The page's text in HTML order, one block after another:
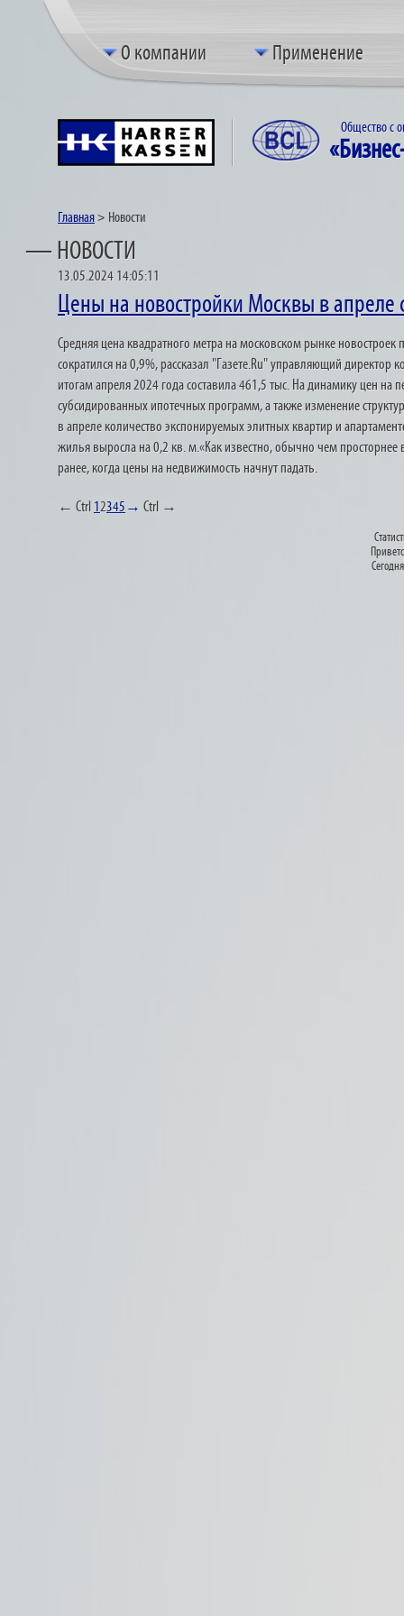
О компании Применение
Общество с
Главная > Новости
— НОВОСТИ
13.05.2024 14:05:11
Цены на новостройки Москвы в апреле
Средняя цена квадратного метра на московском рынке новостроек
сократился на 0,9%, рассказал "Газете.Ru" управляющий
итогам апреля 2024 года составила 461,5 тыс. На динамику цен
субсидированных ипотечных программ, а также изменение
в апреле количество экспонируемых элитных квартир и
жилья выросла на 0,2 кв. м.«Как известно, обычно чем
ранее, когда цены на недвижимость начнут падать.
← Ctrl 12345 → Ctrl →